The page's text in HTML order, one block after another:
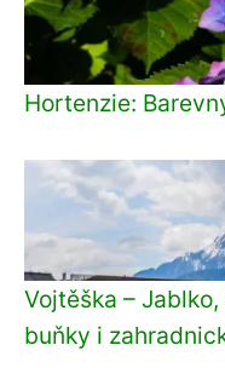
Hortenzie:
Vojtěška –
buňky i